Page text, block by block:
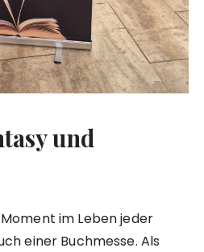
und
im Leben jeder
einer Buchmesse. Als